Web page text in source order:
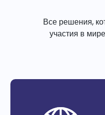
Все решения,
участия в